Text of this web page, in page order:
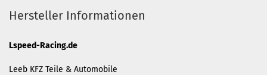
Hersteller Informationen
Lspeed-Racing.de
Leeb KFZ Teile & Automobile